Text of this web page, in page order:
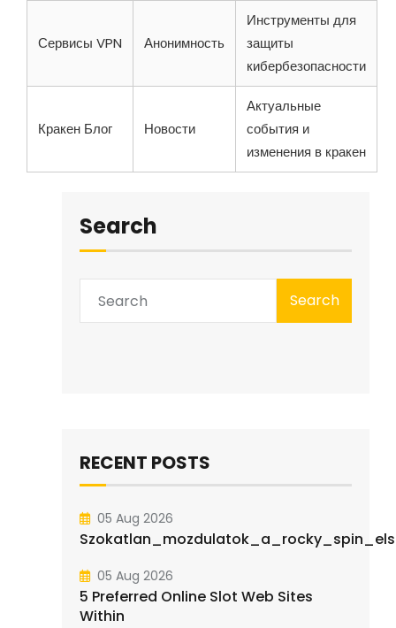
Сервисы VPN Анонимность
Инструменты для
защиты
кибербезопасности
Кракен Блог Новости
Актуальные
события и
изменения в кракен
Search
Search
RECENT POSTS
05 Aug 2026
05 Aug 2026
5 Preferred Online Slot Web Sites
Within